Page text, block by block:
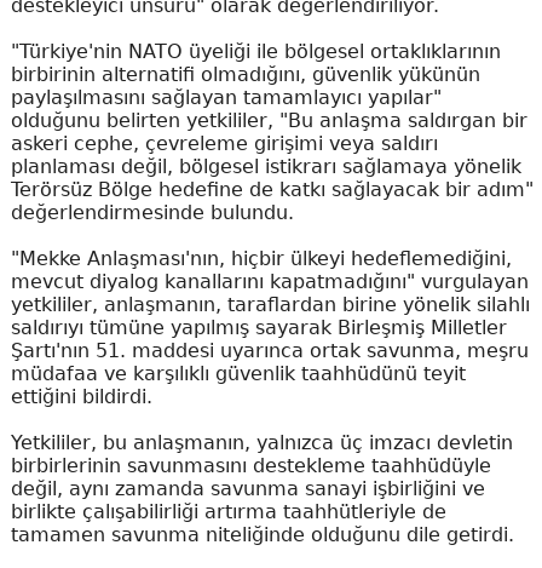
destekleyici unsuru" olarak değerlendiriliyor.
"Türkiye'nin NATO üyeliği ile bölgesel ortaklıklarının
birbirinin alternatifi olmadığını, güvenlik yükünün
paylaşılmasını sağlayan tamamlayıcı yapılar"
olduğunu belirten yetkililer, "Bu anlaşma saldırgan bir
askeri cephe, çevreleme girişimi veya saldırı
planlaması değil, bölgesel istikrarı sağlamaya yönelik
Terörsüz Bölge hedefine de katkı sağlayacak bir adım"
değerlendirmesinde bulundu.
"Mekke Anlaşması'nın, hiçbir ülkeyi hedeflemediğini,
mevcut diyalog kanallarını kapatmadığını" vurgulayan
yetkililer, anlaşmanın, taraflardan birine yönelik silahlı
saldırıyı tümüne yapılmış sayarak Birleşmiş Milletler
Şartı'nın 51. maddesi uyarınca ortak savunma, meşru
müdafaa ve karşılıklı güvenlik taahhüdünü teyit
ettiğini bildirdi.
Yetkililer, bu anlaşmanın, yalnızca üç imzacı devletin
birbirlerinin savunmasını destekleme taahhüdüyle
değil, aynı zamanda savunma sanayi işbirliğini ve
birlikte çalışabilirliği artırma taahhütleriyle de
tamamen savunma niteliğinde olduğunu dile getirdi.